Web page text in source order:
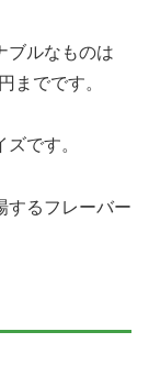
ブルなものは
までです。
です。
するフレーバー